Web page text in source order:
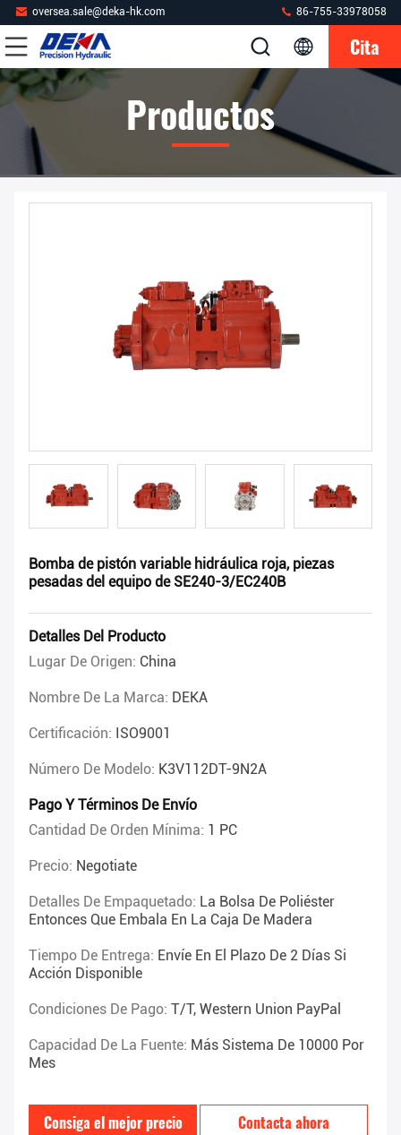
oversea.sale@deka-hk.com 86-755-33978058
Cita
Productos
Bomba de pistón variable hidráulica roja, piezas
pesadas del equipo de SE240-3/EC240B
Detalles Del Producto
Lugar De Origen: China
Nombre De La Marca: DEKA
Certificación: ISO9001
Número De Modelo: K3V112DT-9N2A
Pago Y Términos De Envío
Cantidad De Orden Mínima: 1 PC
Precio: Negotiate
Detalles De Empaquetado: La Bolsa De Poliéster
Entonces Que Embala En La Caja De Madera
Tiempo De Entrega: Envíe En El Plazo De 2 Días Si
Acción Disponible
Condiciones De Pago: T/T, Western Union PayPal
Capacidad De La Fuente: Más Sistema De 10000 Por
Mes
Consiga el mejor precio Contacta ahora